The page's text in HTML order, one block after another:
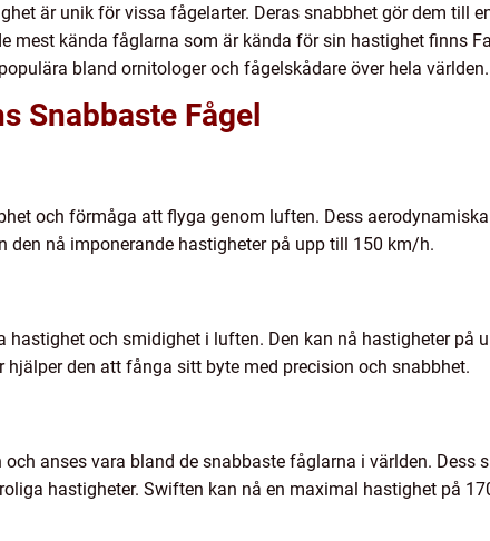
är unik för vissa fågelarter. Deras snabbhet gör dem till
mest kända fåglarna som är kända för sin hastighet finns
bland ornitologer och fågelskådare över hela världen.
Snabbaste Fågel
och förmåga att flyga genom luften. Dess
den nå imponerande hastigheter på upp till 150 km/h.
hastighet och smidighet i luften. Den kan nå hastigheter på
den att fånga sitt byte med precision och snabbhet.
anses vara bland de snabbaste fåglarna i världen. Dess
hastigheter. Swiften kan nå en maximal hastighet på